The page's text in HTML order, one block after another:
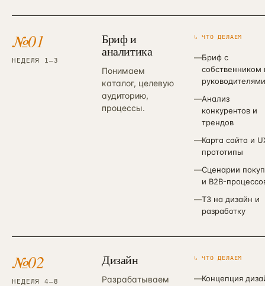
№01
НЕДЕЛЯ 1–3
Бриф и
аналитика
Понимаем
каталог, целевую
аудиторию,
процессы.
↳ ЧТО ДЕЛАЕМ
—Бриф с
собственником
руководителями
—Анализ
конкурентов и
трендов
—Карта сайта и
прототипы
—Сценарии
и B2B-
—ТЗ на дизайн и
разработку
№02
НЕДЕЛЯ 4–8
Дизайн
Разрабатываем
↳ ЧТО ДЕЛАЕМ
—Концепция